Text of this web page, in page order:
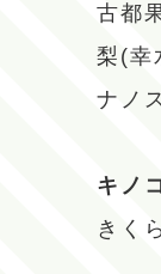
古都
梨(幸
ナノ
キノ
きく